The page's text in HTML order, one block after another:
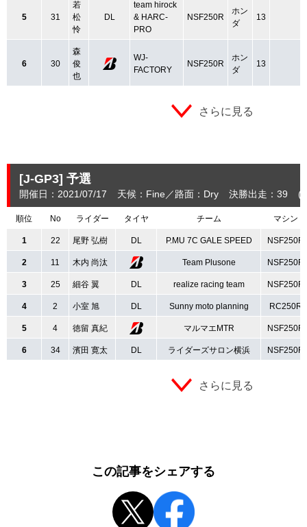
5 31
若
松
怜
DL
team hirock
& HARC-
PRO
NSF250R
ホン
ダ
13
6 30
森
俊
也
WJ-
FACTORY
NSF250R
ホン
ダ
13
さらに見る
[J-GP3] 予選
開催日：2021/07/17 天候：Fine 路面：Dry 決勝出走：39
順位 No ライダー タイヤ チーム マシン
1 22 尾野 弘樹 DL P.MU 7C GALE SPEED NSF250R
2 11 木内 尚汰 Team Plusone NSF250R
3 25 細谷 翼 DL realize racing team NSF250R
4 2 小室 旭 DL Sunny moto planning RC250R
5 4 徳留 真紀 マルマエMTR NSF250R
6 34 濱田 寛太 DL ライダーズサロン横浜 NSF250R
さらに見る
この記事をシェアする